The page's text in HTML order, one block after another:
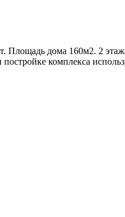
дома 160м2. 2
комплекса